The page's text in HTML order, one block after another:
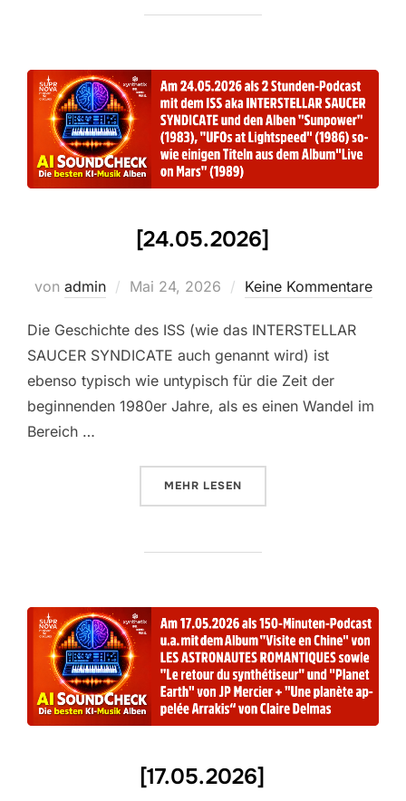
[24.05.2026]
von admin
Veröffentlicht
Mai 24, 2026 Keine Kommentare
Die Geschichte des ISS (wie das INTERSTELLAR
SAUCER SYNDICATE auch genannt wird) ist
ebenso typisch wie untypisch für die Zeit der
beginnenden 1980er Jahre, als es einen Wandel im
Bereich …
MEHR ÜBER „[24.05.2026]“
LESEN
[17.05.2026]